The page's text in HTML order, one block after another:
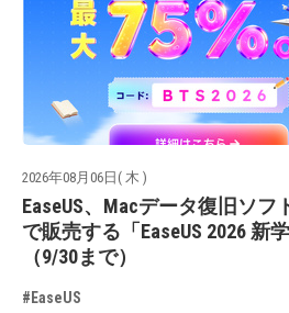
2026年08月06日( 木 )
EaseUS、Macデータ復旧ソフ
で販売する「EaseUS 2026 新
（9/30まで）
#EaseUS